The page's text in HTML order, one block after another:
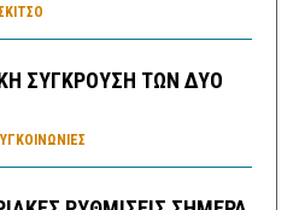
ΣΥΓΚΡΟΥΣΗ ΤΩΝ ΔΥΟ